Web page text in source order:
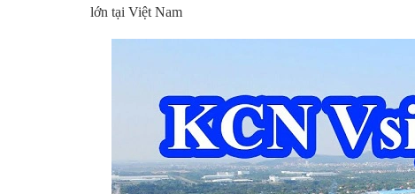
lớn tại Việt Nam